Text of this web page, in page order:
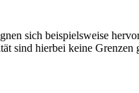
sich beispielsweise
sind hierbei keine Grenzen